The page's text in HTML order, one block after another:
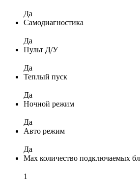
Да
Самодиагностика
Да
Пульт Д/У
Да
Теплый пуск
Да
Ночной режим
Да
Авто режим
Да
Max количество подключаемых
1